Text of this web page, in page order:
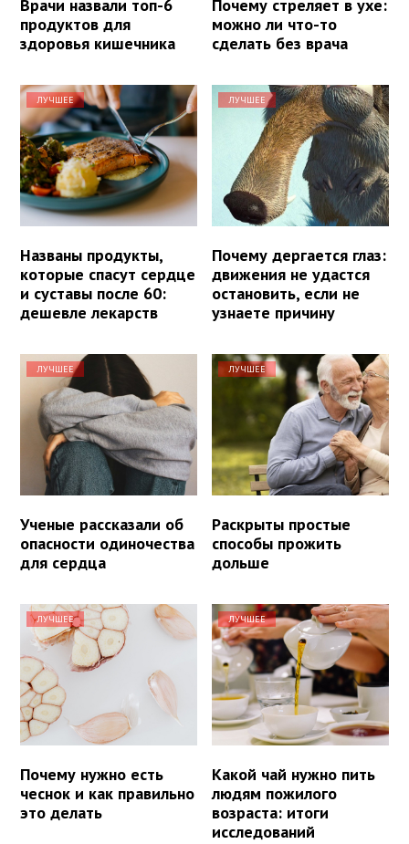
Врачи назвали топ-6
продуктов для
здоровья кишечника
Почему стреляет в ухе:
можно ли что-то
сделать без врача
ЛУЧШЕЕ
Названы продукты,
которые спасут сердце
и суставы после 60:
дешевле лекарств
ЛУЧШЕЕ
Почему дергается глаз:
движения не удастся
остановить, если не
узнаете причину
ЛУЧШЕЕ
Ученые рассказали об
опасности одиночества
для сердца
ЛУЧШЕЕ
Раскрыты простые
способы прожить
дольше
ЛУЧШЕЕ
Почему нужно есть
чеснок и как правильно
это делать
ЛУЧШЕЕ
Какой чай нужно пить
людям пожилого
возраста: итоги
исследований